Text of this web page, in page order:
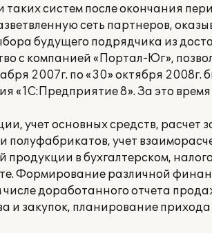
систем после окончания
сеть партнеров,
будущего подрядчика из
с компанией «Портал-Юг»,
2007г. по «30» октября 2008г.
«1С:Предприятие 8». За это
учет основных средств, расчет
полуфабрикатов, учет
в бухгалтерском,
Формирование различной
доработанного отчета
и закупок, планирование